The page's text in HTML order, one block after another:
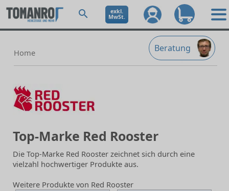
exkl.
MwSt.
Beratung
Home
Top-Marke Red Rooster
Die Top-Marke Red Rooster zeichnet sich durch eine
vielzahl hochwertiger Produkte aus.
Weitere Produkte von Red Rooster